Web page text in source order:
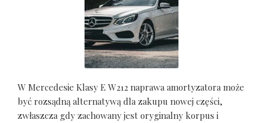
W Mercedesie Klasy E W212 naprawa amortyzatora może
być rozsądną alternatywą dla zakupu nowej części,
zwłaszcza gdy zachowany jest oryginalny korpus i